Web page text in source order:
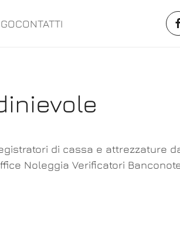
CONTATTI
di cassa e attrezzature
Noleggia Verificatori